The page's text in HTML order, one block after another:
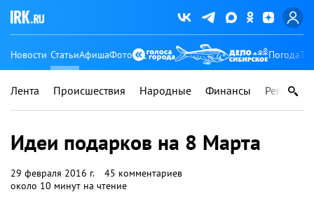
Новости СтатьиАфишаФото Погода
Лента Происшествия Народные Финансы Регионы
Идеи подарков на 8 Марта‎
29 февраля 2016 г.
45 комментариев
около 10 минут на чтение